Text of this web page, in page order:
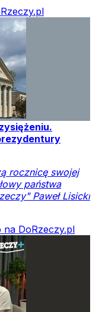
rocznicę swojej
państwa
Paweł Lisicki
na DoRzeczy.pl